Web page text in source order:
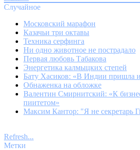
Случайное
Московский марафон
Казачьи три октавы
Техника серфинга
Ни одно животное не пострадало
Первая любовь Табакова
Энергетика калмыцких степей
Бату Хасиков: «В Индии пришла
Обнаженка на обложке
Валентин Смирнитский: «К
пиитетом»
Максим Кантор: "Я не секретарь
Refresh...
Метки